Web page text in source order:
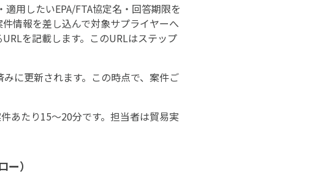
用したいEPA/FTA協定名・回答期限を
情報を差し込んで対象サプライヤーへ
を記載します。このURLはステップ
に更新されます。この時点で、案件ご
あたり15〜20分です。担当者は貿易実
）